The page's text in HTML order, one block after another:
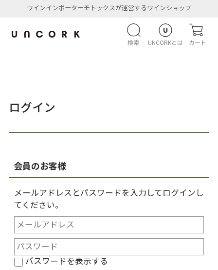
ワインインポーターモトックスが運営するワインショップ
検索 UNCORKとは カート
ログイン
会員のお客様
メールアドレスとパスワードを入力してログインし
てください。
パスワードを表示する